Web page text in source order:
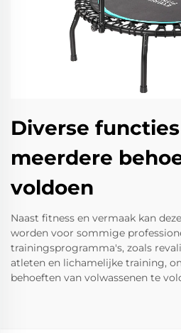
Diverse
meerdere
voldoen
Naast fitness en vermaak kan
worden voor sommige
trainingsprogramma's, zoals
atleten en lichamelijke training,
behoeften van volwassenen te